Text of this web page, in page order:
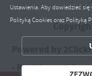
- Portale nowej
Ustawienia. Aby dowiedzieć
Polityką Cookies oraz Polityką